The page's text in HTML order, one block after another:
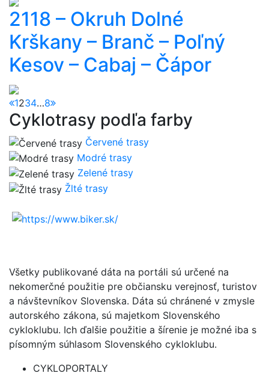
2118 – Okruh Dolné
Krškany – Branč – Poľný
Kesov – Cabaj – Čápor
1234…8
Cyklotrasy podľa farby
Červené trasy
Modré trasy
Zelené trasy
Žlté trasy
Všetky publikované dáta na portáli sú určené na
nekomerčné použitie pre občiansku verejnosť, turistov
a návštevníkov Slovenska. Dáta sú chránené v zmysle
autorského zákona, sú majetkom Slovenského
cykloklubu. Ich ďalšie použitie a šírenie je možné iba s
písomným súhlasom Slovenského cykloklubu.
CYKLOPORTALY